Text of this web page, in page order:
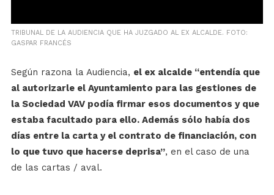
TRIBUNAL DE LA AUDIENCIA QUE HA JUZGADO AL EX ALCALDE. FOTO:
GASPAR FRANCÉS
Según razona la Audiencia, el ex alcalde “entendía que
al autorizarle el Ayuntamiento para las gestiones de
la Sociedad VAV podía firmar esos documentos y que
estaba facultado para ello. Además sólo había dos
días entre la carta y el contrato de financiación, con
lo que tuvo que hacerse deprisa”, en el caso de una
de las cartas / aval.